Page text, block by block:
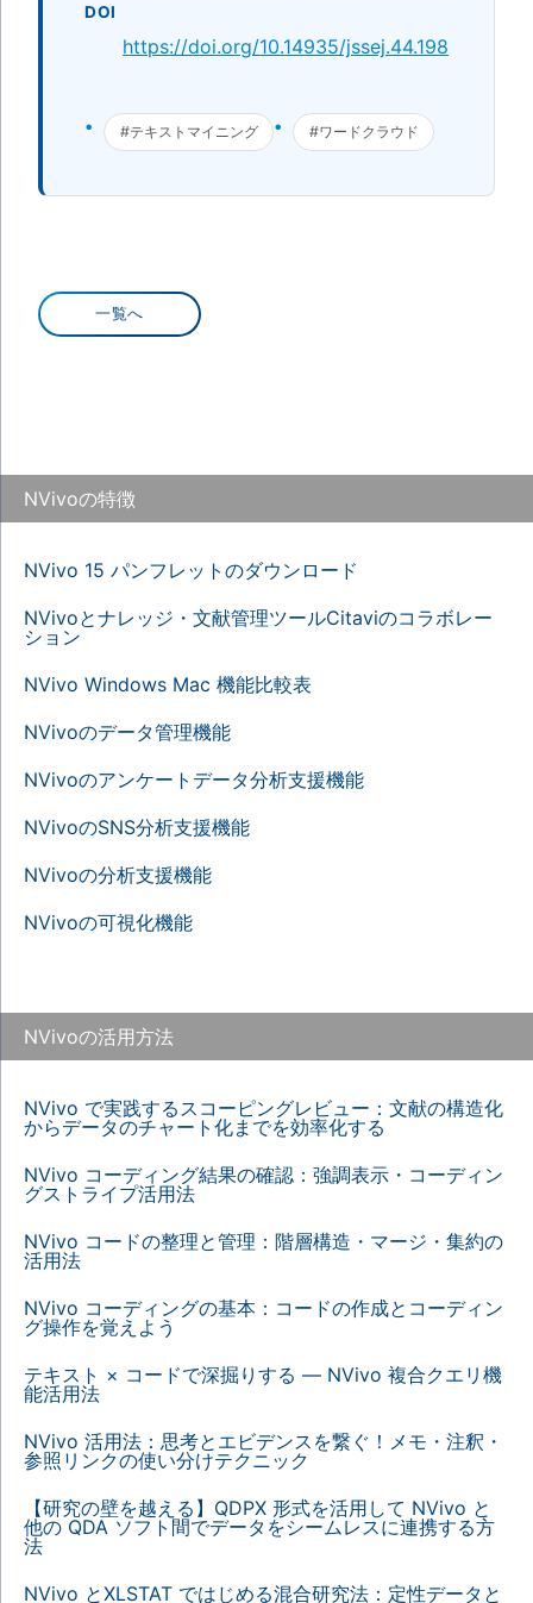
DOI
https://doi.org/10.14935/jssej.44.198
#テキストマイニング #ワードクラウド
一覧へ
NVivoの特徴
NVivo 15 パンフレットのダウンロード
NVivoとナレッジ・文献管理ツールCitaviのコラボレー
ション
NVivo Windows Mac 機能比較表
NVivoのデータ管理機能
NVivoのアンケートデータ分析支援機能
NVivoのSNS分析支援機能
NVivoの分析支援機能
NVivoの可視化機能
NVivoの活用方法
NVivo で実践するスコーピングレビュー：文献の構造化
からデータのチャート化までを効率化する
NVivo コーディング結果の確認：強調表示・コーディン
グストライプ活用法
NVivo コードの整理と管理：階層構造・マージ・集約の
活用法
NVivo コーディングの基本：コードの作成とコーディン
グ操作を覚えよう
テキスト × コードで深掘りする — NVivo 複合クエリ機
能活用法
NVivo 活用法：思考とエビデンスを繋ぐ！メモ・注釈・
参照リンクの使い分けテクニック
【研究の壁を越える】QDPX 形式を活用して NVivo と
他の QDA ソフト間でデータをシームレスに連携する方
法
NVivo とXLSTAT ではじめる混合研究法：定性データと